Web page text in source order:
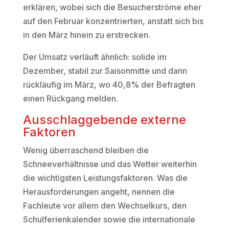
erklären, wobei sich die Besucherströme eher
auf den Februar konzentrierten, anstatt sich bis
in den März hinein zu erstrecken.
Der Umsatz verläuft ähnlich: solide im
Dezember, stabil zur Saisonmitte und dann
rückläufig im März, wo 40,8% der Befragten
einen Rückgang melden.
Ausschlaggebende externe
Faktoren
Wenig überraschend bleiben die
Schneeverhältnisse und das Wetter weiterhin
die wichtigsten Leistungsfaktoren. Was die
Herausforderungen angeht, nennen die
Fachleute vor allem den Wechselkurs, den
Schulferienkalender sowie die internationale